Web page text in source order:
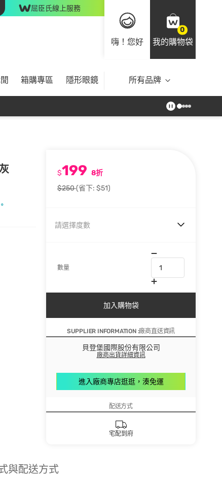
屈臣氏線上服務
嗨！您好
0
我的購物袋
箱購專區 隱形眼鏡 所有品牌
$199 8折
$250(省下: $51)
請選擇度數
數量
加入購物袋
SUPPLIER INFORMATION :廠商直送資訊
貝登堡國際股份有限公司
廠商出貨詳細資訊
進入廠商專店逛逛，湊免運
配送方式
宅配到府
與配送方式